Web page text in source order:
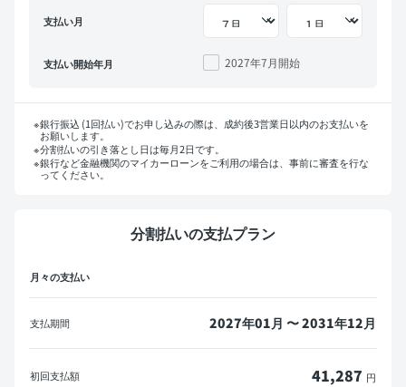
支払い月
支払い開始年月 2027年7月開始
銀行振込 (1回払い)でお申し込みの際は、成約後3営業日以内のお支払いを
お願いします。
分割払いの引き落とし日は毎月2日です。
銀行など金融機関のマイカーローンをご利用の場合は、事前に審査を行な
ってください。
マイカーローンをご利用の方へ
※一部の金融機関ではローンが組めない場合がございます。
PDFダウンロード
分割払いの支払プラン
月々の支払い
支払期間 2027年01月 〜 2031年12月
初回支払額 41,287 円